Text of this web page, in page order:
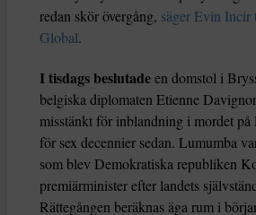
redan skör övergång, säger Evin
Global.
I tisdags beslutadeen domstol i
belgiska diplomaten Etienne
misstänkt för inblandning i mordet på
för sex decennier sedan. Lumumba
som blev Demokratiska republiken
premiärminister efter landets
Rättegången beräknas äga rum i